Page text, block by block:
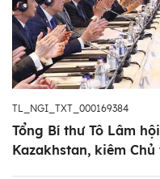
TL_NGI_TXT_000169384
Tổng Bí thư Tô Lâm
Kazakhstan, kiêm